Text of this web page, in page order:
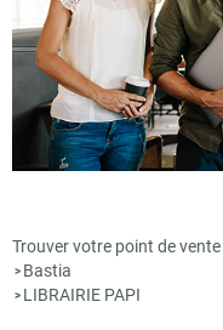
Trouver votre point de
> Bastia
> LIBRAIRIE PAPI